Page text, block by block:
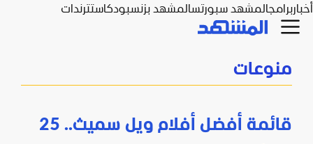
أخباربرامجالمشهد سبورتسالمشهد بزنسبودكاستترندات
منوعات
قائمة أفضل أفلام ويل سميث.. 25